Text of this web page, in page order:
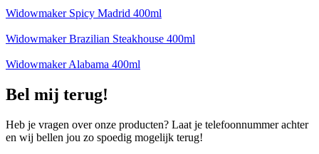
Widowmaker Spicy Madrid 400ml
Widowmaker Brazilian Steakhouse 400ml
Widowmaker Alabama 400ml
Bel mij terug!
Heb je vragen over onze producten? Laat je telefoonnummer achter
en wij bellen jou zo spoedig mogelijk terug!